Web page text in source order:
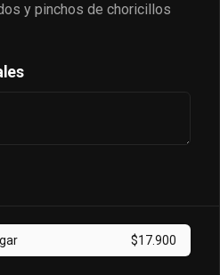
y pinchos de choricillos
$17.900